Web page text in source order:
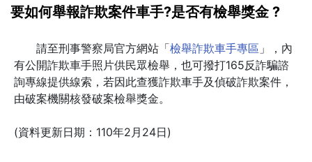
要如何舉報詐欺案件車手?是否有檢舉獎金 ?
請至刑事警察局官方網站「檢舉詐欺車手專區 」，內
有公開詐欺車手照片供民眾檢舉，也可撥打165反詐騙諮
詢專線提供線索，若因此查獲詐欺車手及偵破詐欺案件，
由破案機關核發破案檢舉獎金。
(資料更新日期：110年2月24日)